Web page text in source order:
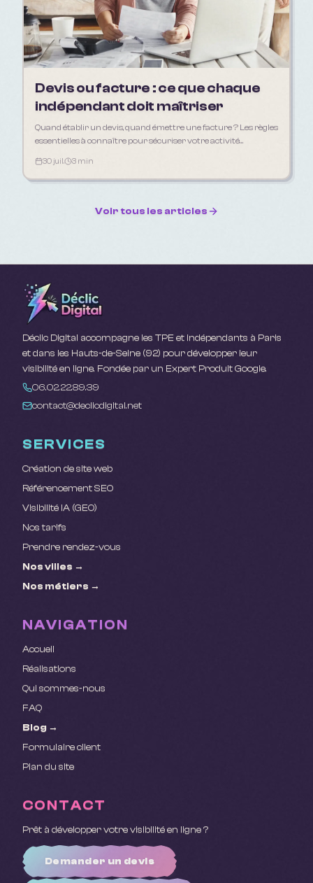
Devis ou facture : ce que chaque
indépendant doit maîtriser
Quand établir un devis, quand émettre une facture ? Les règles
essentielles à connaître pour sécuriser votre activité
30 juil. 3 min
Voir tous les articles
Déclic Digital accompagne les TPE et indépendants à Paris
et dans les Hauts-de-Seine (92) pour développer leur
visibilité en ligne. Fondée par un Expert Produit Google.
06.02.22.89.39
contact@declicdigital.net
SERVICES
Création de site web
Référencement SEO
Visibilité IA (GEO)
Nos tarifs
Prendre rendez-vous
Nos villes →
Nos métiers →
NAVIGATION
Accueil
Réalisations
Qui sommes-nous
FAQ
Blog →
Formulaire client
Plan du site
CONTACT
Prêt à développer votre visibilité en ligne ?
Demander un devis